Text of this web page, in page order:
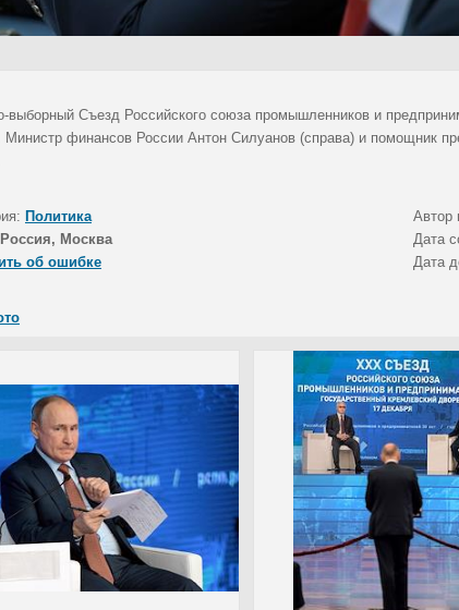
выборный Съезд Российского союза промышленников и
Министр финансов России Антон Силуанов (справа) и помощник
Политика Автор
Россия, Москва Дата
об ошибке
Дата